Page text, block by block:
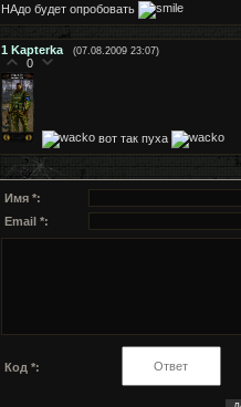
НАдо будет опробовать
1 Kapterka (07.08.2009 23:07)
0
вот так пуха
Имя *:
Email *:
Код *: